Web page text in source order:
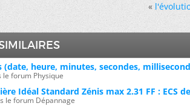
«
heure, minutes, secondes,
le forum Physique
Idéal Standard Zénis max 2.31 FF : ECS
le forum Dépannage